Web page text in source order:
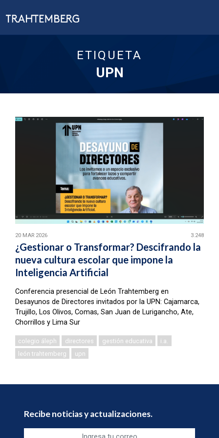
ETIQUETA
UPN
20 MAR 2026 3.248
¿Gestionar o Transformar? Descifrando la
nueva cultura escolar que impone la
Inteligencia Artificial
Conferencia presencial de León Trahtemberg en
Desayunos de Directores invitados por la UPN: Cajamarca,
Trujillo, Los Olivos, Comas, San Juan de Lurigancho, Ate,
Chorrillos y Lima Sur
colegio áleph directores gestión educativa
i.a.
león trahtemberg
upn
Recibe noticias y actualizaciones.